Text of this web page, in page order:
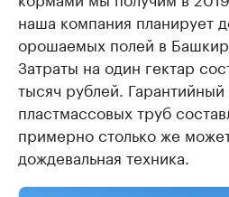
наша компания планирует
орошаемых полей в
Затраты на один гектар
тысяч рублей.
пластмассовых труб
примерно столько же
дождевальная техника.